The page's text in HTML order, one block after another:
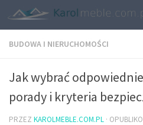
BUDOWA I NIERUCHOMOŚCI
Jak wybrać
porady i kryteria
PRZEZ KAROLMEBLE.COM.PL ·